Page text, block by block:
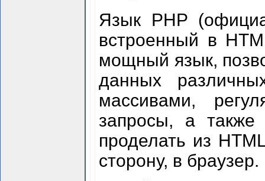
Язык PHP
встроенный в
мощный язык,
данных
массивами,
запросы, а также
проделать из
сторону, в браузер.